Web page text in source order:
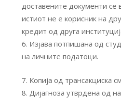
доставените документи се
истиот не е корисник на
кредит од друга
Изјава потпишана од
на личните податоци.
Копија од трансакциска
Дијагноза утврдена од